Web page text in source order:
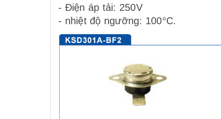
- Điện áp tải: 250V
- nhiệt độ ngưỡng: 100°C.